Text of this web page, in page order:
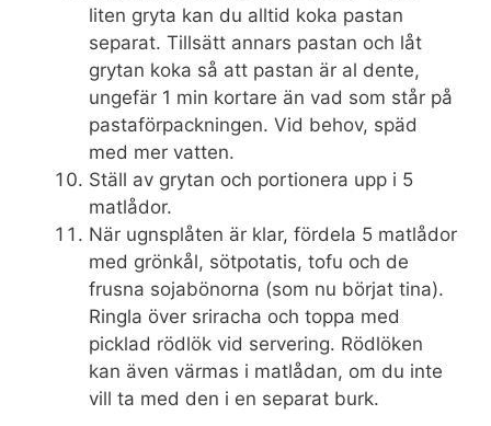
liten gryta kan du alltid koka pastan
separat. Tillsätt annars pastan och låt
grytan koka så att pastan är al dente,
ungefär 1 min kortare än vad som står på
pastaförpackningen. Vid behov, späd
med mer vatten.
Ställ av grytan och portionera upp i 5
matlådor.
När ugnsplåten är klar, fördela 5 matlådor
med grönkål, sötpotatis, tofu och de
frusna sojabönorna (som nu börjat tina).
Ringla över sriracha och toppa med
picklad rödlök vid servering. Rödlöken
kan även värmas i matlådan, om du inte
vill ta med den i en separat burk.